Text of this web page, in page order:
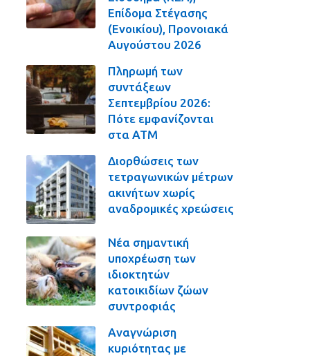
Επίδομα Στέγασης
(Ενοικίου), Προνοιακά
Αυγούστου 2026
Πληρωμή των
συντάξεων
Σεπτεμβρίου 2026:
Πότε εμφανίζονται
στα ΑΤΜ
Διορθώσεις των
τετραγωνικών μέτρων
ακινήτων χωρίς
αναδρομικές χρεώσεις
Νέα σημαντική
υποχρέωση των
ιδιοκτητών
κατοικιδίων ζώων
συντροφιάς
Αναγνώριση
κυριότητας με